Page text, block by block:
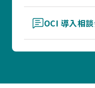
OCI 導入相